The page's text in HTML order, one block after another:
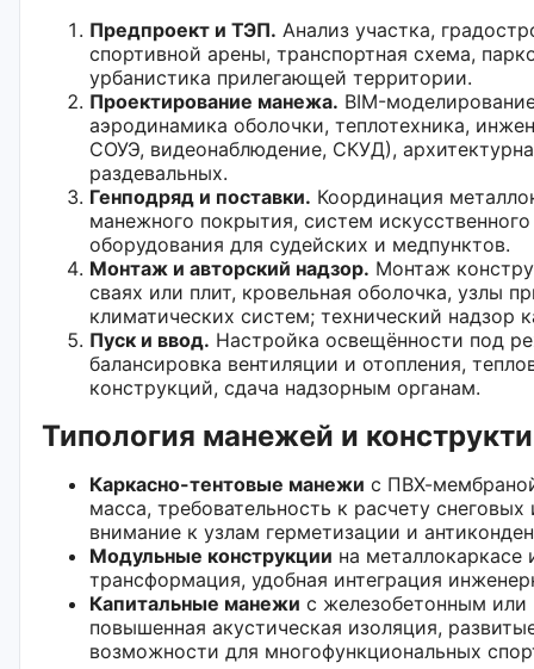
Предпроект и ТЭП. Анализ участка,
спортивной арены, транспортная схема,
урбанистика прилегающей территории.
Проектирование манежа. BIM-
аэродинамика оболочки, теплотехника,
СОУЭ, видеонаблюдение, СКУД),
раздевальных.
Генподряд и поставки. Координация
манежного покрытия, систем
оборудования для судейских и медпунктов.
Монтаж и авторский надзор. Монтаж
сваях или плит, кровельная оболочка, узлы
климатических систем; технический надзор
Пуск и ввод. Настройка освещённости под
балансировка вентиляции и отопления,
конструкций, сдача надзорным органам.
Типология манежей и
Каркасно-тентовые манежи с ПВХ-
масса, требовательность к расчету
внимание к узлам герметизации и
Модульные конструкции на металлокаркасе
трансформация, удобная интеграция
Капитальные манежи с железобетонным
повышенная акустическая изоляция,
возможности для многофункциональных